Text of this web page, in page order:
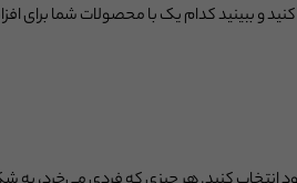
و ببینید کدام یک با محصولات شما برای